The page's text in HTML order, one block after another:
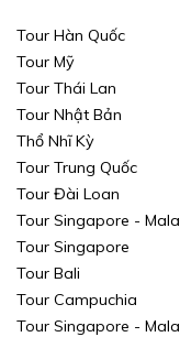
Tour Hàn Quốc
Tour Mỹ
Tour Thái Lan
Tour Nhật Bản
Thổ Nhĩ Kỳ
Tour Trung Quốc
Tour Đài Loan
Tour Singapore -
Tour Singapore
Tour Bali
Tour Campuchia
Tour Singapore -